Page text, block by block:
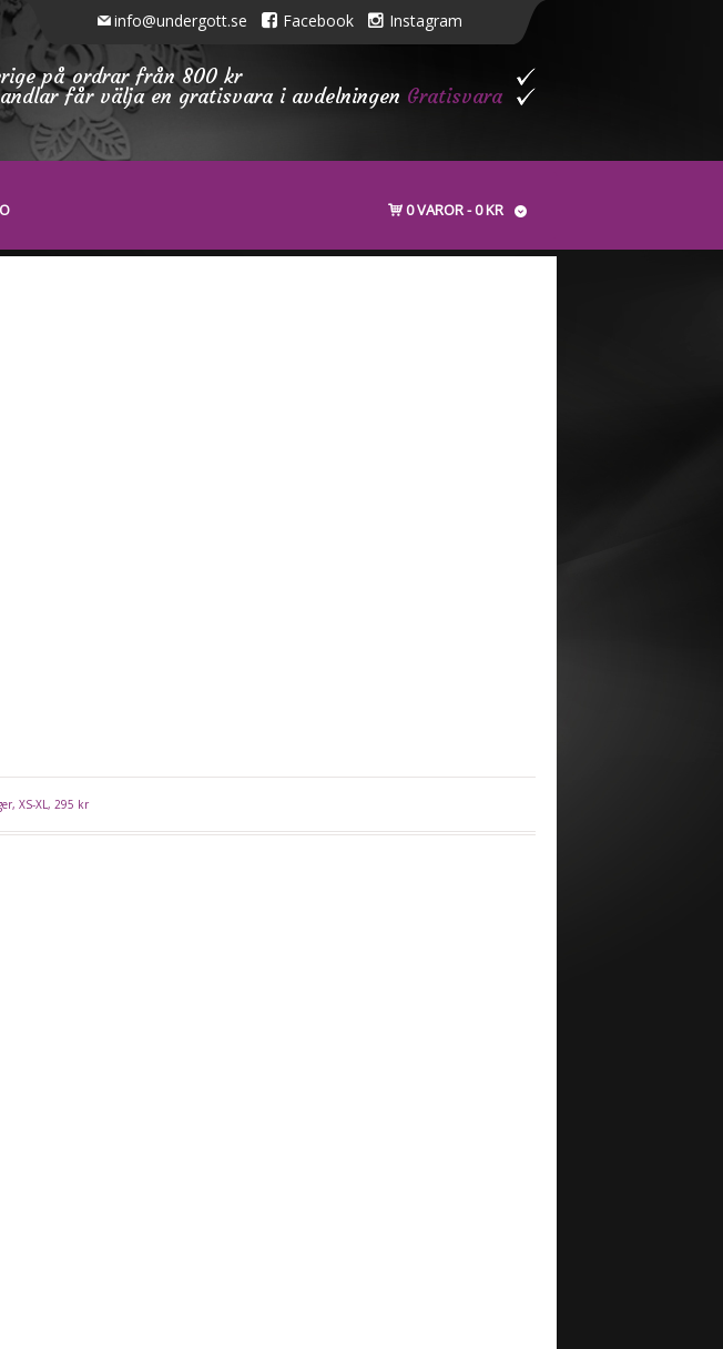
info@undergott.se Facebook Instagram
på ordrar från 800 kr
får välja en gratisvara i avdelningen Gratisvara
0 VAROR 0 KR
XS-XL, 295 kr